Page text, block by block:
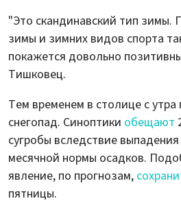
"Это скандинавский тип зимы.
зимы и зимних видов спорта
покажется довольно
Тишковец.
Тем временем в столице с
снегопад. Синоптики обещают
сугробы вследствие
месячной нормы осадков.
явление, по прогнозам,
пятницы.